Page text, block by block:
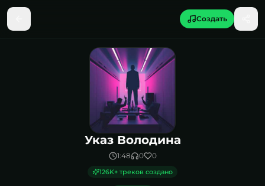
Песня Указ Володина
Создать
Указ Володина
1:48 0 0
126K+ треков создано